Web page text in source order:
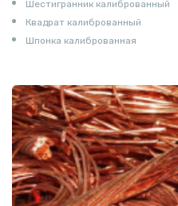
Шестигранник калиброванный
Квадрат калиброванный
Шпонка калиброванная